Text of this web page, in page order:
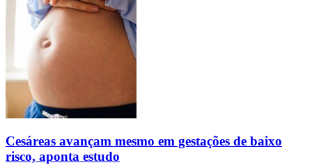
Cesáreas avançam mesmo em gestações de baixo
risco, aponta estudo